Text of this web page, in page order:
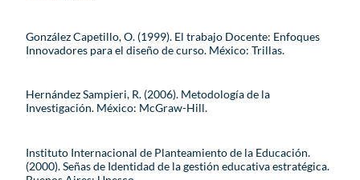
González Capetillo, O. (1999). El trabajo Docente: Enfoques
Innovadores para el diseño de curso. México: Trillas.
Hernández Sampieri, R. (2006). Metodología de la
Investigación. México: McGraw-Hill.
Instituto Internacional de Planteamiento de la Educación.
(2000). Señas de Identidad de la gestión educativa estratégica.